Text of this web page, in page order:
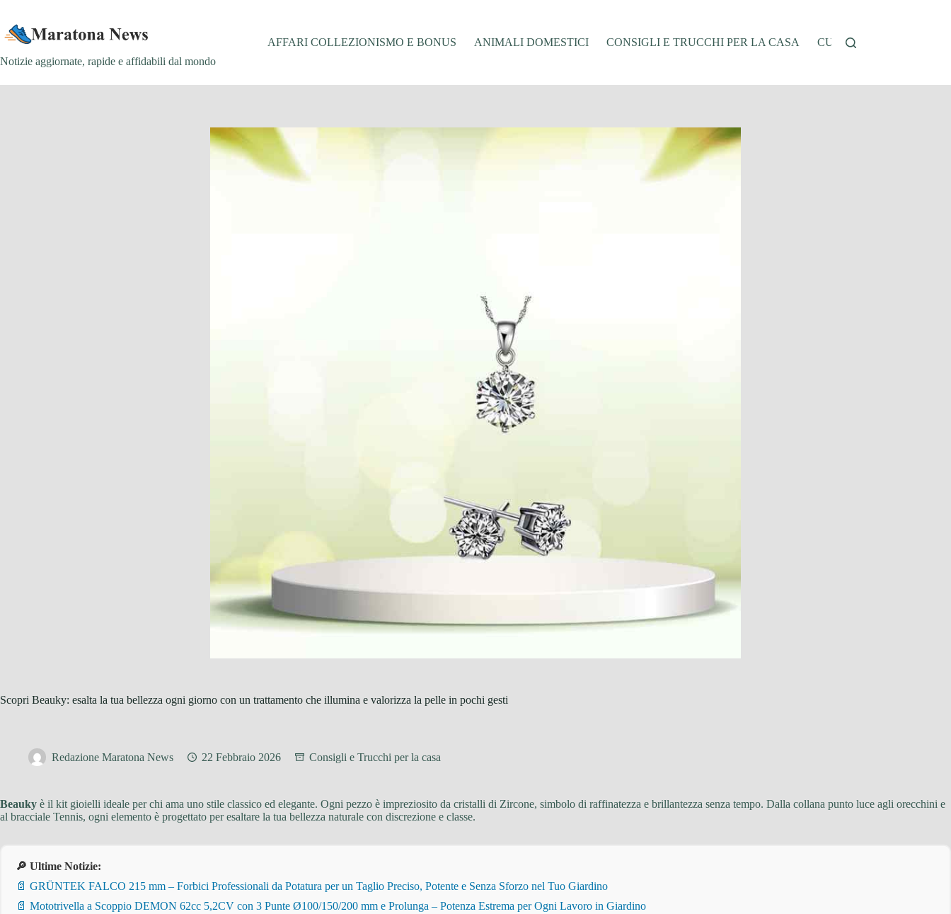
contenuto
Notizie aggiornate, rapide e affidabili dal mondo
AFFARI COLLEZIONISMO E BONUS ANIMALI DOMESTICI CONSIGLI E TRUCCHI PER LA CASA CUCINA E RICETTE
Scopri Beauky: esalta la tua bellezza ogni giorno con un trattamento che illumina e valorizza la pelle in pochi gesti
Redazione Maratona News 22 Febbraio 2026 Consigli e Trucchi per la casa
Beauky è il kit gioielli ideale per chi ama uno stile classico ed elegante. Ogni pezzo è impreziosito da cristalli di Zircone, simbolo di raffinatezza e brillantezza senza tempo. Dalla collana punto luce agli orecchini e
al bracciale Tennis, ogni elemento è progettato per esaltare la tua bellezza naturale con discrezione e classe.
🔎 Ultime Notizie:
📄 GRÜNTEK FALCO 215 mm – Forbici Professionali da Potatura per un Taglio Preciso, Potente e Senza Sforzo nel Tuo Giardino
📄 Mototrivella a Scoppio DEMON 62cc 5,2CV con 3 Punte Ø100/150/200 mm e Prolunga – Potenza Estrema per Ogni Lavoro in Giardino